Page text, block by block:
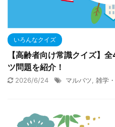
いろんなクイズ
【高齢者向け常識クイズ】
ツ問題を紹介！
2026/6/24 マルバツ 雑学